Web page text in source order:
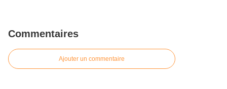
Commentaires
Ajouter un commentaire